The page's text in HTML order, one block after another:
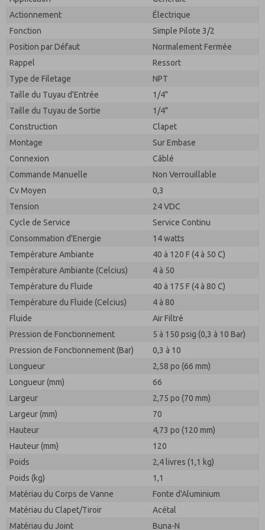
Actionnement
Électrique
Fonction
Simple Pilote 3/2
Position par Défaut
Normalement Fermée
Rappel
Ressort
Type de Filetage
NPT
Taille du Tuyau d'Entrée
1/4"
Taille du Tuyau de Sortie
1/4"
Construction
Clapet
Montage
Sur Embase
Connexion
Câblé
Commande Manuelle
Non Verrouillable
Cv Moyen
0,3
Tension
24 VDC
Cycle de Service
Service Continu
Consommation d'Energie
14 watts
Température Ambiante
40 à 120 F (4 à 50 C)
Température Ambiante (Celcius)
4 à 50
Température du Fluide
40 à 175 F (4 à 80 C)
Température du Fluide (Celcius)
4 à 80
Fluide
Air Filtré
Pression de Fonctionnement
5 à 150 psig (0,3 à 10 Bar)
Pression de Fonctionnement (Bar)
0,3 à 10
Longueur
2,58 po (66 mm)
Longueur (mm)
66
Largeur
2,75 po (70 mm)
Largeur (mm)
70
Hauteur
4,73 po (120 mm)
Hauteur (mm)
120
Poids
2,4 livres (1,1 kg)
Poids (kg)
1,1
Matériau du Corps de Vanne
Fonte d'Aluminium
Matériau du Clapet/Tiroir
Acétal
Matériau du Joint
Buna-N
réponse à ma demande. En soumettant le formulaire
de contact, j'accepte le traitement.
stockées électroniquement. Mes données ne sont
utilisées que strictement pour le traitement et la
réponse à ma demande. En soumettant le formulaire
de contact, j'accepte le traitement.